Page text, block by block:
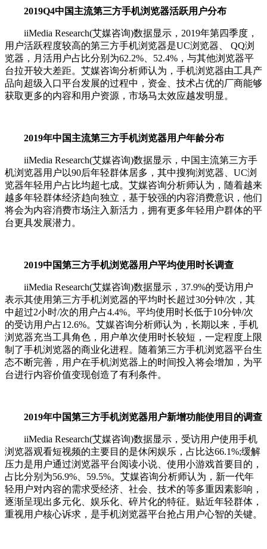
2019Q4中国主流第三方手机浏览器活跃用户分布
iiMedia Research(艾媒咨询)数据显示，2019年第四季度，
用户活跃程度较高的第三方手机浏览器是UC浏览器、 QQ浏
览器，月活用户占比分别为62.2%、52.4%，与其他浏览器平
台拉开较大差距。艾媒咨询分析师认为，手机浏览器由工具产
品向超级入口平台发展的过程中，资金、技术占优的厂商能够
获取更多的内容和用户资源，市场马太效应越发明显。
2019年中国主流第三方手机浏览器用户年龄分布
iiMedia Research(艾媒咨询)数据显示，中国主流第三方手
机浏览器用户以90后年轻群体居多，其中搜狗浏览器、UC浏
览器年轻用户占比均超七成。艾媒咨询分析师认为，随着越来
越多年轻群体经济趋向独立，基于较强的内容消费意识，他们
将会为内容消费市场注入新活力，拥有更多年轻用户群体的平
台更具发展潜力。
2019中国第三方手机浏览器用户平均使用时长调查
iiMedia Research(艾媒咨询)数据显示，37.9%的受访用户
表示其使用第三方手机浏览器的平均时长超过30分钟/次，其
中超过2小时/次的用户占4.4%。平均使用时长低于10分钟/次
的受访用户占12.6%。艾媒咨询分析师认为，长期以来，手机
浏览器充当工具角色，用户单次使用时长较短，一定程度上限
制了手机浏览器的商业化进程。随着第三方手机浏览器平台生
态不断完善，用户在手机浏览器上的时间投入将会增加，为平
台进行内容价值变现创造了有利条件。
2019年中国第三方手机浏览器用户新增功能使用目的调查
iiMedia Research(艾媒咨询)数据显示，受访用户使用手机
浏览器观看短视频的主要目的是休闲娱乐，占比达66.1%;缓解
压力是用户通过浏览器平台阅读小说、使用小游戏首要目的，
占比分别为56.9%、59.5%。艾媒咨询分析师认为，新一代年
轻用户对内容的需求受经济、社会、技术的等多重因素影响，
逐渐呈现出多元化、娱乐化、碎片化的特征。贴近年轻群体，
重视用户核心诉求，是手机浏览器平台抢占用户心智的关键。